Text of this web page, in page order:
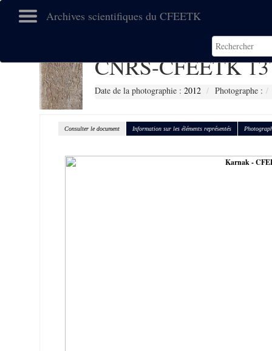
Archives scientifiques du CFEETK
CNRS-CFEETK
Date de la photographie :2012 Photographe :
Consulter le document Information sur les éléments représentés